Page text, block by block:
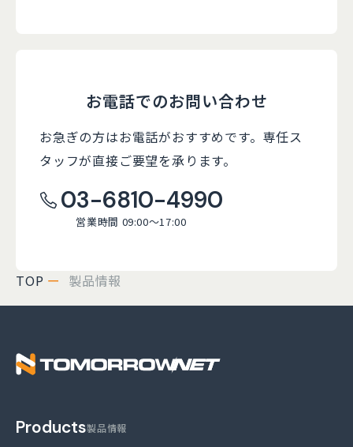
お電話でのお問い合わせ
お急ぎの方はお電話がおすすめです。 専任ス
タッフが直接ご要望を承ります。
03-6810-4990
営業時間 09:00～17:00
TOP 製品情報
株式会社トゥモロー
Products製品情報